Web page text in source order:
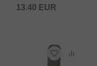
13.40 EUR